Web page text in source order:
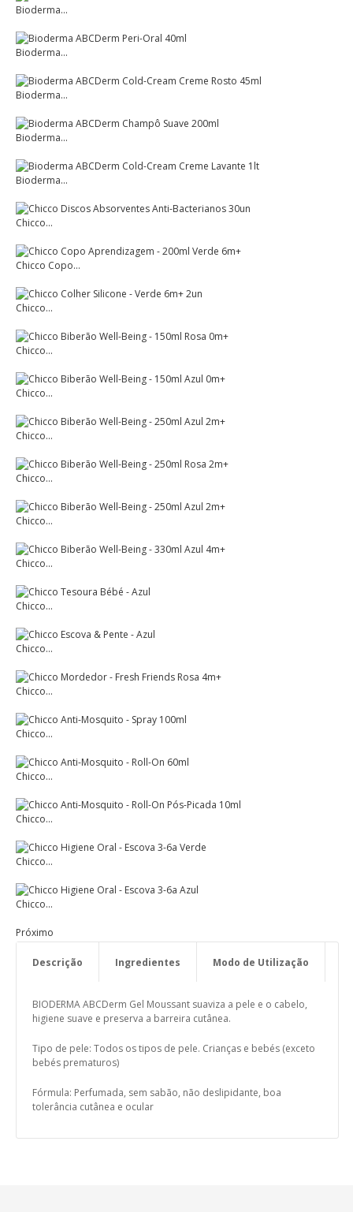
Bioderma...
Bioderma...
Bioderma...
Bioderma...
Bioderma...
Chicco...
Chicco Copo...
Chicco...
Chicco...
Chicco...
Chicco...
Chicco...
Chicco...
Chicco...
Chicco...
Chicco...
Chicco...
Chicco...
Chicco...
Chicco...
Chicco...
Chicco...
Próximo
Descrição Ingredientes Modo de Utilização
BIODERMA ABCDerm Gel Moussant suaviza a pele e o cabelo,
higiene suave e preserva a barreira cutânea.
Tipo de pele: Todos os tipos de pele. Crianças e bebés (exceto
bebés prematuros)
Fórmula: Perfumada, sem sabão, não deslipidante, boa
tolerância cutânea e ocular